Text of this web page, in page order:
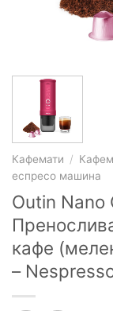
Кафемати /
еспресо машина
Outin Nano
кафе
–